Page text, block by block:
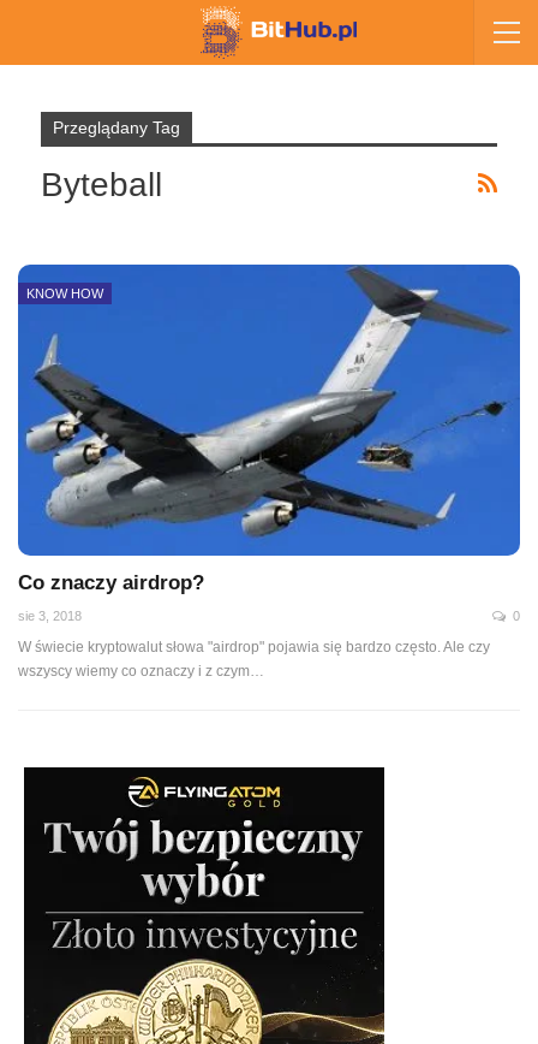
Przeglądany Tag
Byteball
KNOW HOW
Co znaczy airdrop?
sie 3, 2018 0
W świecie kryptowalut słowa "airdrop" pojawia się bardzo często. Ale czy
wszyscy wiemy co oznaczy i z czym…